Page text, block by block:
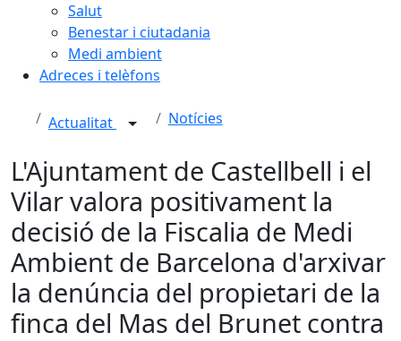
Salut
Benestar i ciutadania
Medi ambient
Adreces i telèfons
Actualitat Notícies
L'Ajuntament de Castellbell i el
Vilar valora positivament la
decisió de la Fiscalia de Medi
Ambient de Barcelona d'arxivar
la denúncia del propietari de la
finca del Mas del Brunet contra